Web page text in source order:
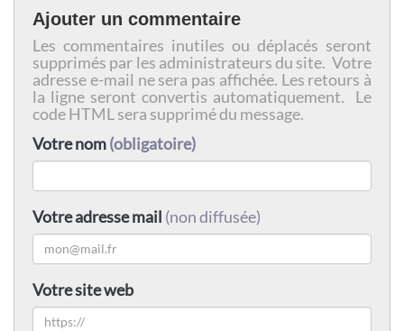
Ajouter un commentaire
Les commentaires inutiles ou déplacés seront
supprimés par les administrateurs du site. Votre
adresse e-mail ne sera pas affichée. Les retours à
la ligne seront convertis automatiquement. Le
code HTML sera supprimé du message.
Votre nom(obligatoire)
Votre adresse mail (non diffusée)
Votre site web